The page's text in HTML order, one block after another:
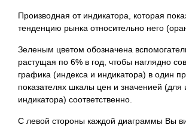
Производная от индикатора, которая
тенденцию рынка относительно него
Зеленым цветом обозначена
растущая по 6% в год, чтобы наглядно
графика (индекса и индикатора) в один
показателях шкалы цен и значенией (для
индикатора) соответственно.
С левой стороны каждой диаграммы Вы